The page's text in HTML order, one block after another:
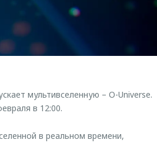
мультивселенную – O-Universe.
в 12:00.
в реальном времени,